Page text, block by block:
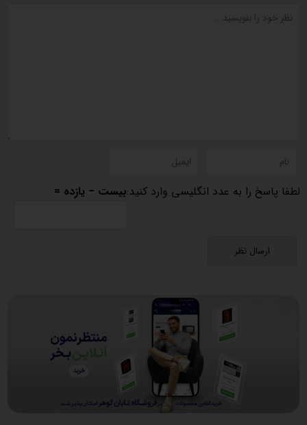
لطفا پاسخ را به عدد انگلیسی وارد کنید:بیست − یازده =